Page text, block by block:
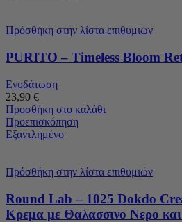
Πρόσθήκη στην λίστα επιθυμιών
PURITO – Timeless Bloom
Ενυδάτωση
23,90 €
Προσθήκη στο καλάθι
Προεπισκόπηση
Εξαντλημένο
Πρόσθήκη στην λίστα επιθυμιών
Round Lab – 1025 Dokdo
Κρεμα με Θαλασσινο Νερο